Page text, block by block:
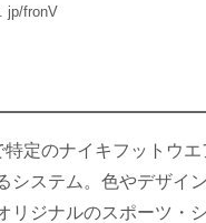
jp/fronV
定のナイキフットウエ
システム。色やデザイ
リジナルのスポーツ・